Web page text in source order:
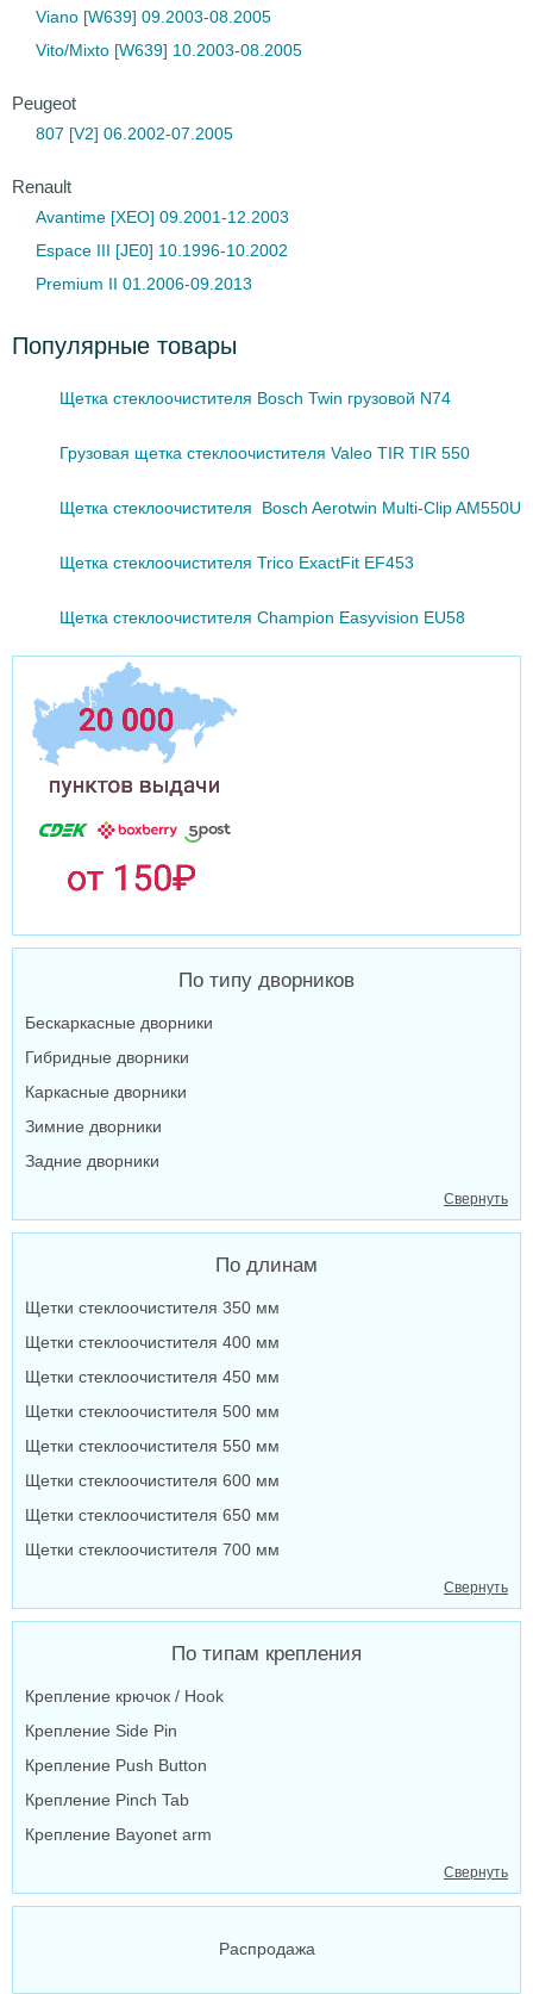
Viano [W639] 09.2003-08.2005
Vito/Mixto [W639] 10.2003-08.2005
Peugeot
807 [V2] 06.2002-07.2005
Renault
Avantime [XEO] 09.2001-12.2003
Espace III [JE0] 10.1996-10.2002
Premium II 01.2006-09.2013
Популярные товары
Щетка стеклоочистителя Bosch Twin грузовой N74
Грузовая щетка стеклоочистителя Valeo TIR TIR 550
Щетка стеклоочистителя Bosch Aerotwin Multi-Clip AM550U
Щетка стеклоочистителя Trico ExactFit EF453
Щетка стеклоочистителя Champion Easyvision EU58
По типу дворников
Бескаркасные дворники
Гибридные дворники
Каркасные дворники
Зимние дворники
Задние дворники
Свернуть
По длинам
Щетки стеклоочистителя 350 мм
Щетки стеклоочистителя 400 мм
Щетки стеклоочистителя 450 мм
Щетки стеклоочистителя 500 мм
Щетки стеклоочистителя 550 мм
Щетки стеклоочистителя 600 мм
Щетки стеклоочистителя 650 мм
Щетки стеклоочистителя 700 мм
Свернуть
По типам крепления
Крепление крючок / Hook
Крепление Side Pin
Крепление Push Button
Крепление Pinch Tab
Крепление Bayonet arm
Свернуть
Распродажа